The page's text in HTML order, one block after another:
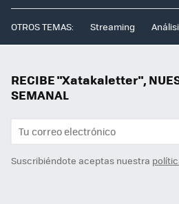
OTROS TEMAS: Streaming
RECIBE "Xatakaletter",
SEMANAL
Suscribiéndote aceptas nuestra